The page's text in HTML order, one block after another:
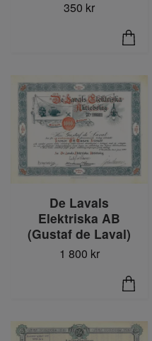
350 kr
De Lavals
Elektriska AB
(Gustaf de Laval)
1 800 kr